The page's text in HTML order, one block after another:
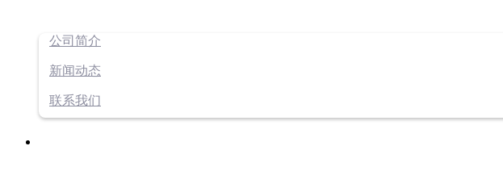
公司简介
新闻动态
联系我们